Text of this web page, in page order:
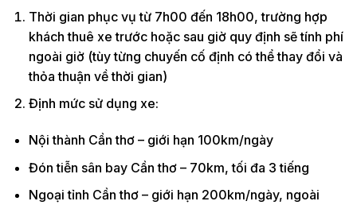
Thời gian phục vụ từ 7h00 đến 18h00, trường hợp
khách thuê xe trước hoặc sau giờ quy định sẽ tính phí
ngoài giờ (tùy từng chuyến cố định có thể thay đổi và
thỏa thuận về thời gian)
Định mức sử dụng xe:
Nội thành Cần thơ – giới hạn 100km/ngày
Đón tiễn sân bay Cần thơ – 70km, tối đa 3 tiếng
Ngoại tỉnh Cần thơ – giới hạn 200km/ngày, ngoài